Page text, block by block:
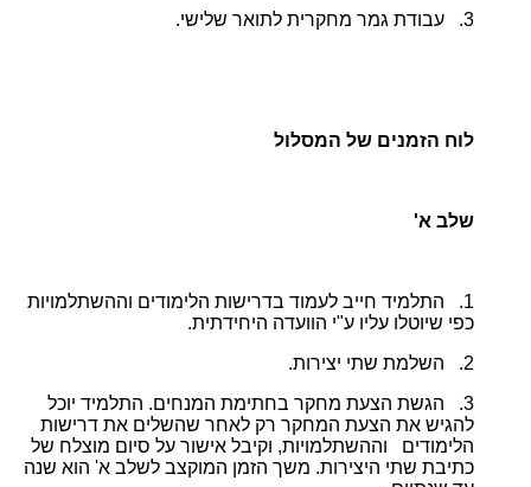
3. עבודת גמר מחקרית לתואר שלישי.
לוח הזמנים של המסלול
שלב א'
1. התלמיד חייב לעמוד בדרישות הלימודים וההשתלמויות
כפי שיוטלו עליו ע"י הוועדה היחידתית.
2. השלמת שתי יצירות.
3. הגשת הצעת מחקר בחתימת המנחים. התלמיד יוכל
להגיש את הצעת המחקר רק לאחר שהשלים את דרישות
הלימודים וההשתלמויות, וקיבל אישור על סיום מוצלח של
כתיבת שתי היצירות. משך הזמן המוקצב לשלב א' הוא שנה